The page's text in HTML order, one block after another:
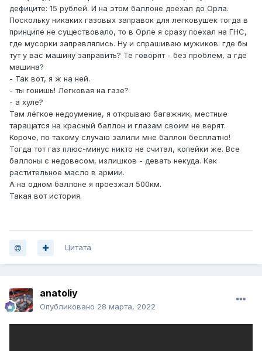
дефиците: 15 рублей. И на этом баллоне доехал до Орла.
Поскольку никаких газовых заправок для легковушек тогда в
принципе не существовало, то в Орле я сразу поехал на ГНС,
где мусорки заправлялись. Ну и спрашиваю мужиков: где бы
тут у вас машину заправить? Те говорят - без проблем, а где
машина?
- Так вот, я ж на ней.
- ты гонишь! Легковая на газе?
- а хуле?
Там лёгкое недоумение, я открываю багажник, местные
таращатся на красный баллон и глазам своим не верят.
Короче, по такому случаю залили мне баллон бесплатно!
Тогда тот газ плюс-минус никто не считал, копейки же. Все
баллоны с недовесом, излишков - девать некуда. Как
растительное масло в армии.
А на одном баллоне я проезжал 500км.
Такая вот история.
Цитата
anatoliy
Опубликовано 28 марта, 2022